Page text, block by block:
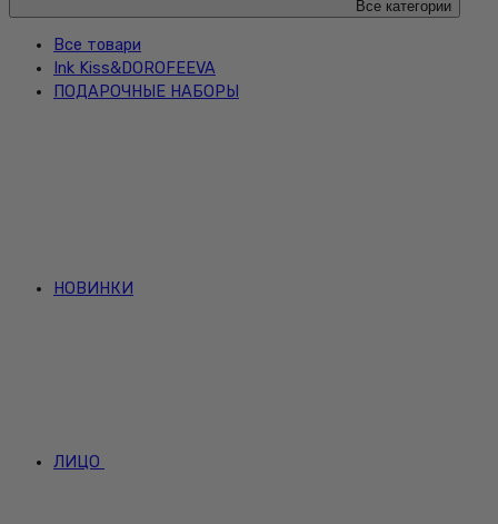
Все категории
Все товари
Ink Kiss&DOROFEEVA
ПОДАРОЧНЫЕ НАБОРЫ
НОВИНКИ
ЛИЦО